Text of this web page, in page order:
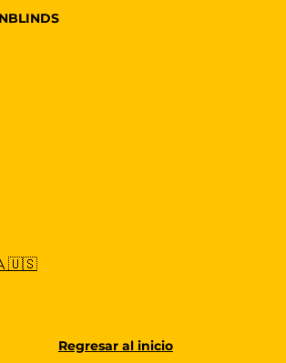
🇺🇸
Regresar al inicio